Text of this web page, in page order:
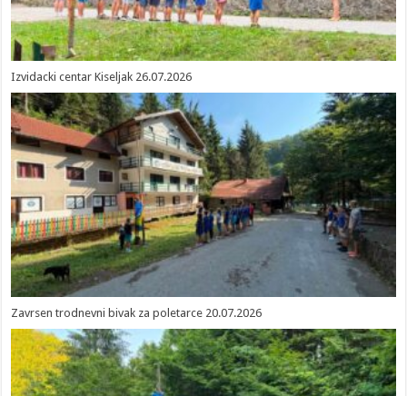
Izvidacki centar Kiseljak 26.07.2026
Zavrsen trodnevni bivak za poletarce 20.07.2026